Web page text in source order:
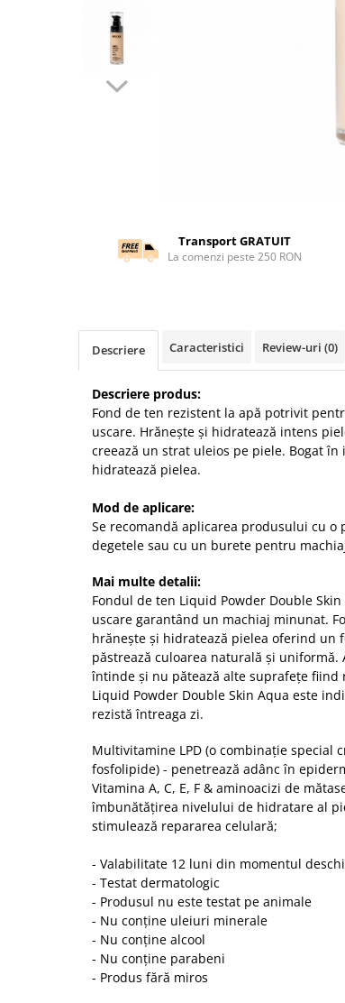
Transport GRATUIT
La comenzi peste 250 RON
Descriere Caracteristici Review-uri (0)
Descriere produs:
Fond de ten rezistent la apă potrivit
uscare. Hrănește și hidratează intens
creează un strat uleios pe piele. Bogat
hidratează pielea.
Mod de aplicare:
Se recomandă aplicarea produsului cu
degetele sau cu un burete pentru
Mai multe detalii:
Fondul de ten Liquid Powder Double
uscare garantând un machiaj minunat.
hrănește și hidratează pielea oferind un
păstrează culoarea naturală și
întinde și nu pătează alte suprafețe
Liquid Powder Double Skin Aqua este
rezistă întreaga zi.
Multivitamine LPD (o combinație special
fosfolipide) - penetrează adânc în
Vitamina A, C, E, F & aminoacizi de
îmbunătățirea nivelului de hidratare al
stimulează repararea celulară;
- Valabilitate 12 luni din momentul
- Testat dermatologic
- Produsul nu este testat pe animale
- Nu conține uleiuri minerale
- Nu conține alcool
- Nu conține parabeni
- Produs fără miros